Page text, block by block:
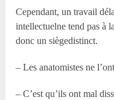
Cependant, un travail
intellectuelne tend pas à
donc un siègedistinct.
– Les anatomistes ne
– C’est qu’ils ont mal